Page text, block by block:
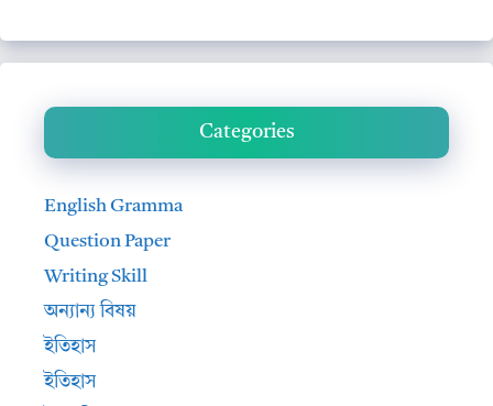
Categories
English Gramma
Question Paper
Writing Skill
অন্যান্য বিষয়
ইতিহাস
ইতিহাস